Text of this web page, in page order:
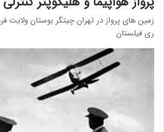
زمین های پرواز در تهران چیتگر بوستان ولایت
ری فیلستان